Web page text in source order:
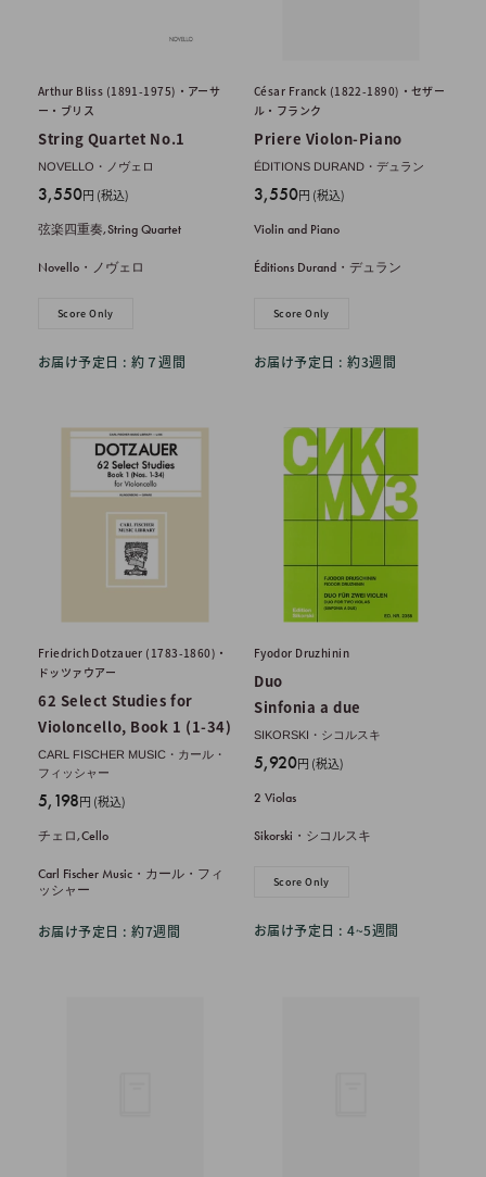
Arthur Bliss (1891-1975)・アーサ
ー・ブリス
String Quartet No.1
NOVELLO・ノヴェロ
販
価
格
3,550円 (税込)
弦楽四重奏,String Quartet
Novello・ノヴェロ
Score Only
お届け予定日 : 約７週間
César Franck (1822-1890)・セザー
ル・フランク
Priere Violon-Piano
ÉDITIONS DURAND・デュラン
販
価
格
3,550円 (税込)
Violin and Piano
Éditions Durand・デュラン
Score Only
お届け予定日 : 約3週間
Friedrich Dotzauer (1783-1860)・
ドッツァウアー
62 Select Studies for
Violoncello, Book 1 (1-34)
CARL FISCHER MUSIC・カール・
フィッシャー
販
価
格
5,198円 (税込)
チェロ,Cello
Carl Fischer Music・カール・フィ
ッシャー
お届け予定日 : 約7週間
Fyodor Druzhinin
Duo
Sinfonia a due
SIKORSKI・シコルスキ
販
価
格
5,920円 (税込)
2 Violas
Sikorski・シコルスキ
Score Only
お届け予定日 : 4~5週間